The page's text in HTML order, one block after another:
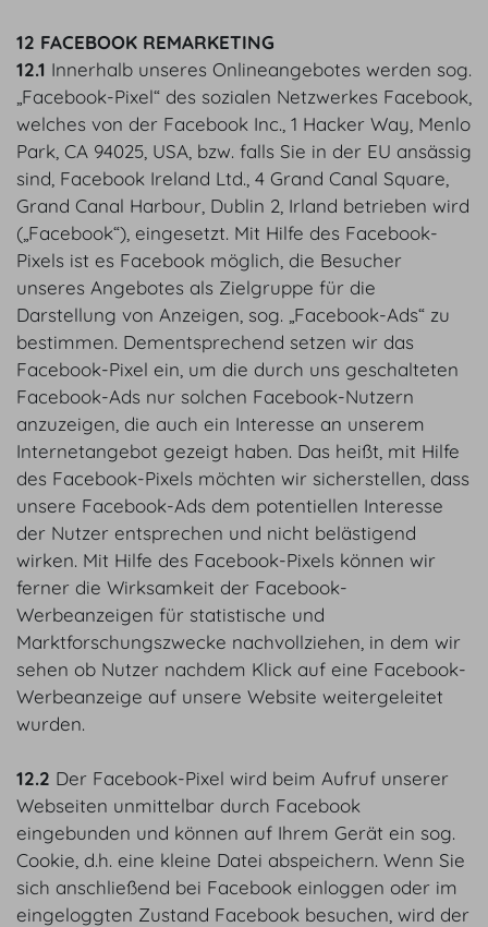
12 FACEBOOK REMARKETING
12.1 Innerhalb unseres Onlineangebotes werden sog.
„Facebook-Pixel“ des sozialen Netzwerkes Facebook,
welches von der Facebook Inc., 1 Hacker Way, Menlo
Park, CA 94025, USA, bzw. falls Sie in der EU ansässig
sind, Facebook Ireland Ltd., 4 Grand Canal Square,
Grand Canal Harbour, Dublin 2, Irland betrieben wird
(„Facebook“), eingesetzt. Mit Hilfe des Facebook-
Pixels ist es Facebook möglich, die Besucher
unseres Angebotes als Zielgruppe für die
Darstellung von Anzeigen, sog. „Facebook-Ads“ zu
bestimmen. Dementsprechend setzen wir das
Facebook-Pixel ein, um die durch uns geschalteten
Facebook-Ads nur solchen Facebook-Nutzern
anzuzeigen, die auch ein Interesse an unserem
Internetangebot gezeigt haben. Das heißt, mit Hilfe
des Facebook-Pixels möchten wir sicherstellen, dass
unsere Facebook-Ads dem potentiellen Interesse
der Nutzer entsprechen und nicht belästigend
wirken. Mit Hilfe des Facebook-Pixels können wir
ferner die Wirksamkeit der Facebook-
Werbeanzeigen für statistische und
Marktforschungszwecke nachvollziehen, in dem wir
sehen ob Nutzer nachdem Klick auf eine Facebook-
Werbeanzeige auf unsere Website weitergeleitet
wurden.
12.2 Der Facebook-Pixel wird beim Aufruf unserer
Webseiten unmittelbar durch Facebook
eingebunden und können auf Ihrem Gerät ein sog.
Cookie, d.h. eine kleine Datei abspeichern. Wenn Sie
sich anschließend bei Facebook einloggen oder im
eingeloggten Zustand Facebook besuchen, wird der